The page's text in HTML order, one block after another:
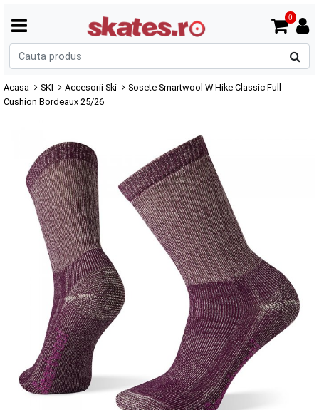
0
Acasa SKI Accesorii Ski
Sosete Smartwool W Hike Classic Full
Cushion Bordeaux 25/26